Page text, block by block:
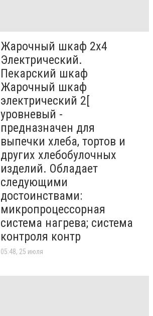
Жарочный шкаф 2х4
Электрический.
Пекарский шкаф
Жарочный шкаф
электрический 2[
уровневый -
предназначен для
выпечки хлеба, тортов и
других хлебобулочных
изделий. Обладает
следующими
достоинствами:
микропроцессорная
система нагрева; система
контроля контр
05:48, 25 июля